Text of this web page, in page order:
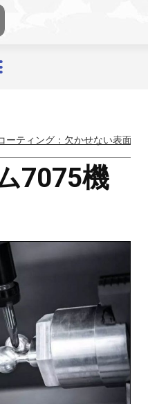
ーティング：欠かせない表面処
ロンズ
プ10のランキング：特性、影響
工 と は
とは: プロセス、用途、温度、
プ射出成形: 究極のガイド
部品 ダイカストサービス
カニカルキーボードはなぜ人気
ービスによるCCTV機器アクセ
イクのパーツを近くで入手する
精密部品業界を変える
7075機